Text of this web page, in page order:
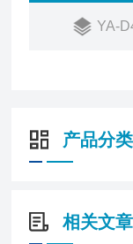
易泄露危险场
能实用、操作
YA-
产品分类
相关文章